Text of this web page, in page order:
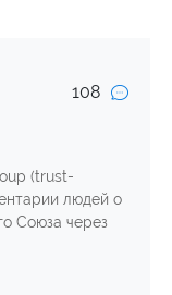
108
(trust-
людей о
Союза через